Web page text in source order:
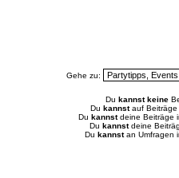
Gehe zu:
Du kannst keine
Du kannstauf Beiträge
Du kannstdeine Beiträge
Du kannstdeine
Du kannstan Umfragen